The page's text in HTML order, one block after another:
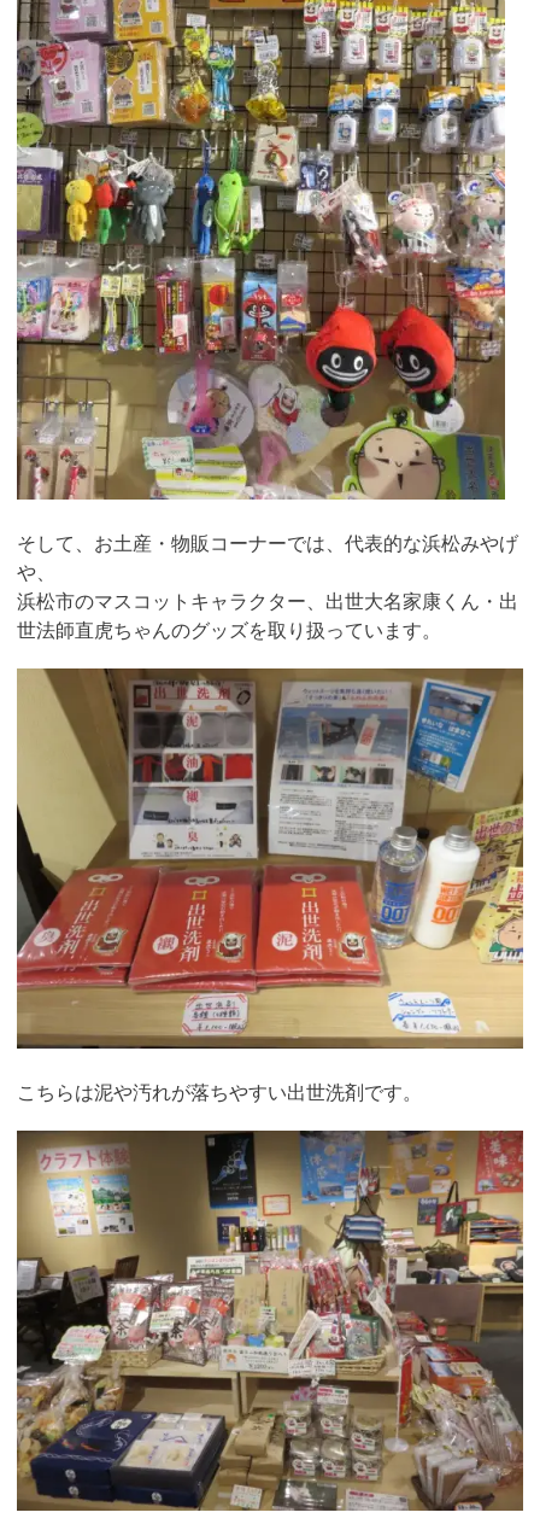
そして、お土産・物販コーナーでは、代表的な浜松みやげ
や、
浜松市のマスコットキャラクター、出世大名家康くん・出
世法師直虎ちゃんのグッズを取り扱っています。
こちらは泥や汚れが落ちやすい出世洗剤です。